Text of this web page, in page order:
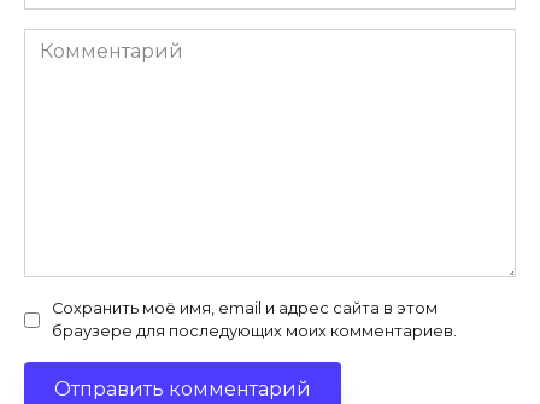
Комментарий
Сохранить моё имя, email и адрес сайта в этом
браузере для последующих моих комментариев.